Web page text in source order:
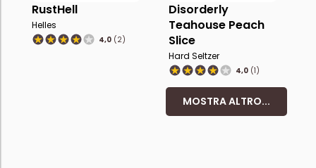
RustHell
Helles
4,0 (2)
Disorderly
Teahouse Peach
Slice
Hard Seltzer
4,0 (1)
MOSTRA ALTRO...